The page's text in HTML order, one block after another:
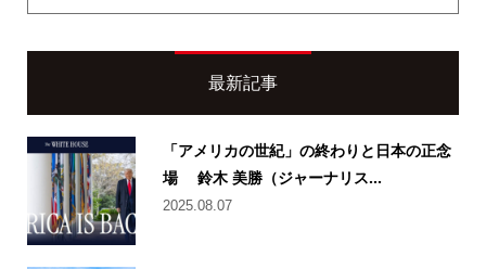
最新記事
「アメリカの世紀」の終わりと日本の正念
場 鈴木 美勝（ジャーナリス...
2025.08.07